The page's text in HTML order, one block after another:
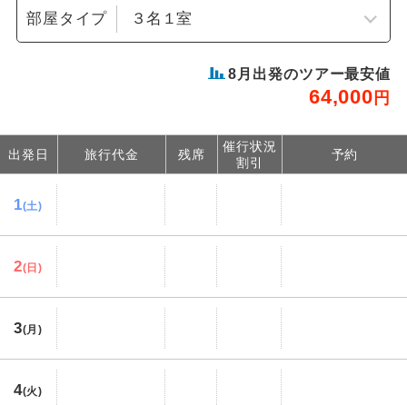
部屋タイプ
8 月出発のツアー最安値
64,000 円
出発日 旅行代金 残席
催行状況
割引
予約
1(土)
2(日)
3(月)
4(火)